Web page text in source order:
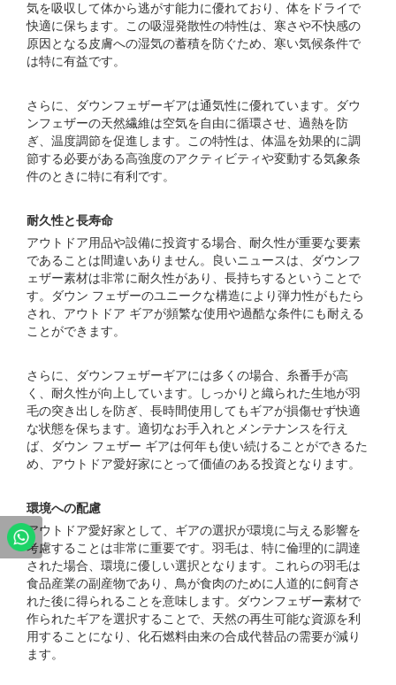
気を吸収して体から逃がす能力に優れており、体をドライで
快適に保ちます。この吸湿発散性の特性は、寒さや不快感の
原因となる皮膚への湿気の蓄積を防ぐため、寒い気候条件で
は特に有益です。
さらに、ダウンフェザーギアは通気性に優れています。ダウ
ンフェザーの天然繊維は空気を自由に循環させ、過熱を防
ぎ、温度調節を促進します。この特性は、体温を効果的に調
節する必要がある高強度のアクティビティや変動する気象条
件のときに特に有利です。
耐久性と長寿命
アウトドア用品や設備に投資する場合、耐久性が重要な要素
であることは間違いありません。良いニュースは、ダウンフ
ェザー素材は非常に耐久性があり、長持ちするということで
す。ダウン フェザーのユニークな構造により弾力性がもたら
され、アウトドア ギアが頻繁な使用や過酷な条件にも耐える
ことができます。
さらに、ダウンフェザーギアには多くの場合、糸番手が高
く、耐久性が向上しています。しっかりと織られた生地が羽
毛の突き出しを防ぎ、長時間使用してもギアが損傷せず快適
な状態を保ちます。適切なお手入れとメンテナンスを行え
ば、ダウン フェザー ギアは何年も使い続けることができるた
め、アウトドア愛好家にとって価値のある投資となります。
環境への配慮
アウトドア愛好家として、ギアの選択が環境に与える影響を
考慮することは非常に重要です。羽毛は、特に倫理的に調達
された場合、環境に優しい選択となります。これらの羽毛は
食品産業の副産物であり、鳥が食肉のために人道的に飼育さ
れた後に得られることを意味します。ダウンフェザー素材で
作られたギアを選択することで、天然の再生可能な資源を利
用することになり、化石燃料由来の合成代替品の需要が減り
ます。